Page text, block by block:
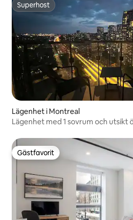
Superhost
Superhost
Lägenhet i Montreal
Lägenhet med 1 sovrum och utsikt
Gästfavorit
Gästfavorit